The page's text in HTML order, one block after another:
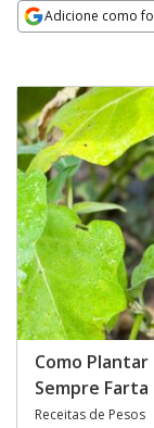
Adicione como
Como
Sempre Farta
Receitas de Pesos